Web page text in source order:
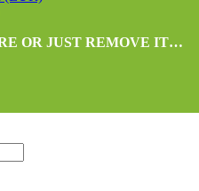
OR JUST REMOVE IT…